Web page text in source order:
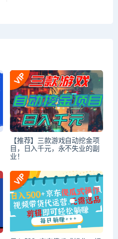
【推荐】三款游戏自动挖金项
目，日入千元，永不失业的副
业！